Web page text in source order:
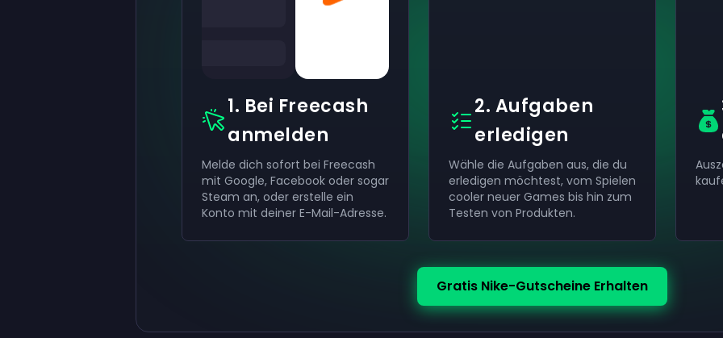
1. Bei Freecash
anmelden
Melde dich sofort bei Freecash
mit Google, Facebook oder sogar
Steam an, oder erstelle ein
Konto mit deiner E-Mail-Adresse.
2. Aufgaben
erledigen
Wähle die Aufgaben aus, die du
erledigen möchtest, vom Spielen
cooler neuer Games bis hin zum
Testen von Produkten.
Gratis Nike-Gutscheine Erhalten